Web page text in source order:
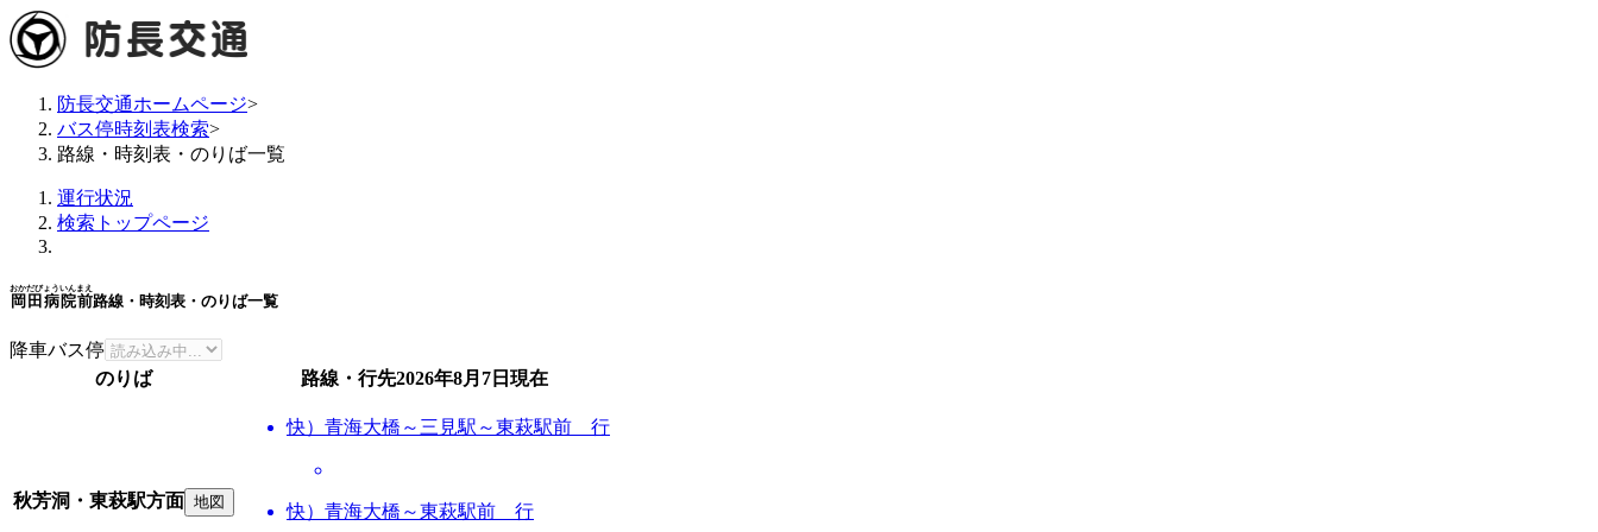
防長交通ホームページ>
バス停時刻表検索>
路線・時刻表・のりば一覧
運行状況
検索トップページ
岡田病院前
おかだびょういんまえ
路線・時刻表・のりば一覧
降車バス停
のりば
路線・行先2026年8月7日 現在
秋芳洞・東萩駅方面 地図
快）青海大橋～三見駅～東萩駅前 行
快）青海大橋～東萩駅前 行